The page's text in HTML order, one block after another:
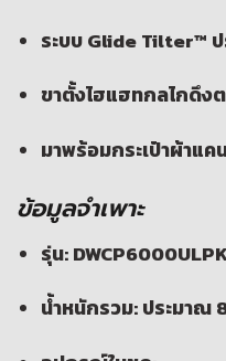
ระบบ Glide Tilter™
ขาตั้งไฮแฮทกลไกดึ
มาพร้อมกระเป๋าผ้าแ
ข้อมูลจำเพาะ
รุ่น:
น้ำหนักรวม: ประมาณ